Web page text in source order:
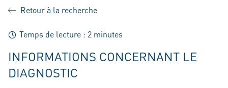
Retour à la recherche
Temps de lecture : 2 minutes
INFORMATIONS CONCERNANT LE
DIAGNOSTIC